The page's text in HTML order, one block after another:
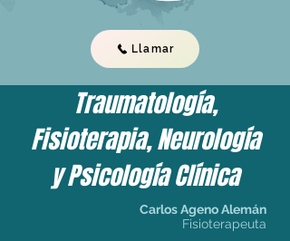
Llamar
Traumatología,
Fisioterapia, Neurología
y Psicología Clínica
Carlos Ageno Alemán
Fisioterapeuta